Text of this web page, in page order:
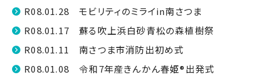
R08.01.28 モビリティのミライin南さつま
R08.01.17 蘇る吹上浜白砂青松の森植樹祭
R08.01.11 南さつま市消防出初め式
R08.01.08 令和7年産きんかん春姫®出発式